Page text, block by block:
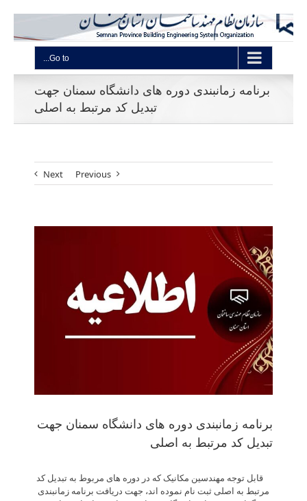
Go to...
برنامه زمانبندی دوره های دانشگاه سمنان جهت
تبدیل کد مرتبط به اصلی
Previous
Next
View
Larger
Image
برنامه زمانبندی دوره های دانشگاه سمنان جهت
تبدیل کد مرتبط به اصلی
قابل توجه مهندسین مکانیک که در دوره های مربوط به تبدیل کد
مرتبط به اصلی ثبت نام نموده اند، جهت دریافت برنامه زمانبندی